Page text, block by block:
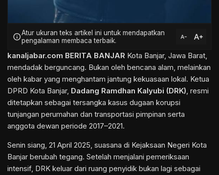
infoAtur ukuran teks artikel ini untuk mendapatkan
pengalaman membaca terbaik.
text_decrease text_increase
kanaljabar.com BERITA BANJAR Kota Banjar, Jawa Barat,
mendadak berguncang. Bukan oleh bencana alam, melainkan
oleh kabar yang menghantam jantung kekuasaan lokal. Ketua
DPRD Kota Banjar, Dadang Ramdhan Kalyubi (DRK), resmi
ditetapkan sebagai tersangka kasus dugaan korupsi
tunjangan perumahan dan transportasi pimpinan serta
anggota dewan periode 2017–2021.
Senin siang, 21 April 2025, suasana di Kejaksaan Negeri Kota
Banjar berubah tegang. Setelah menjalani pemeriksaan
intensif, DRK keluar dari ruang penyidik bukan lagi sebagai